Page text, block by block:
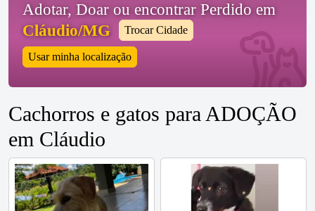
Adotar, Doar ou encontrar Perdido em
Cláudio/MG
Trocar Cidade
Usar minha localização
Cachorros e gatos para ADOÇÃO
em Cláudio